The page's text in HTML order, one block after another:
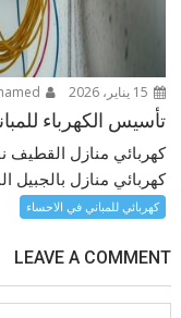
تأسيس الكهرباء للمباني
كهربائي منازل القطيف
كهربائي منازل
كهربائي للمباني في الاحساء
LEAVE A COMMENT